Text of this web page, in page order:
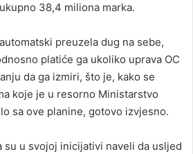
38,4 miliona marka.
preuzela dug na sebe,
platiće ga ukoliko uprava OC
da ga izmiri, što je, kako se
koje je u resorno Ministarstvo
sa ove planine, gotovo izvjesno.
su u svojoj inicijativi naveli da usljed